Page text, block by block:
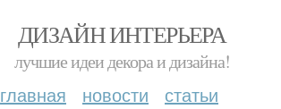
ДИЗАЙН ИНТЕРЬЕРА
лучшие идеи декора и дизайна!
главная новости статьи